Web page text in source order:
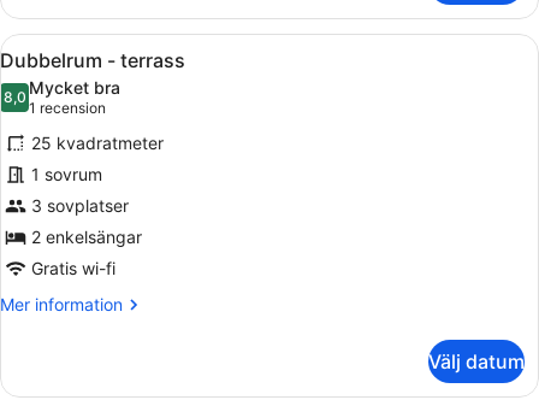
(direct
access
to
pool)
Öppna
alla
foton
för
Dubbelrum
-
terrass
1 sovrum, skrivbord,
4
Dubbelrum - terrass
8,08,0 av 10
Mycket bra
1 recension
(1 recension)
25 kvadratmeter
1 sovrum
3 sovplatser
2 enkelsängar
Gratis wi-fi
Mer information
Mer
-
Välj datum